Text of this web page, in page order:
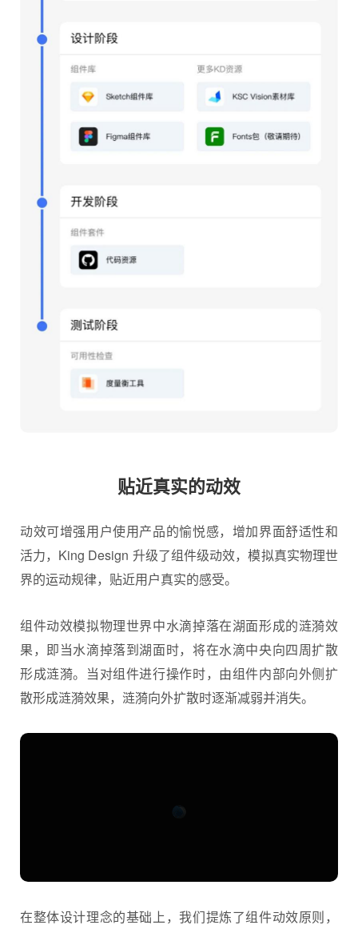
贴近真实的动效
动效可增强用户使用产品的愉悦感，增加界面舒适性和
活力，King Design 升级了组件级动效，模拟真实物理世
界的运动规律，贴近用户真实的感受。
组件动效模拟物理世界中水滴掉落在湖面形成的涟漪效
果，即当水滴掉落到湖面时，将在水滴中央向四周扩散
形成涟漪。当对组件进行操作时，由组件内部向外侧扩
散形成涟漪效果，涟漪向外扩散时逐渐减弱并消失。
在整体设计理念的基础上，我们提炼了组件动效原则，